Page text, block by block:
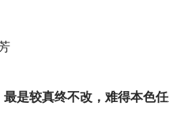
是较真终不改，难得本色